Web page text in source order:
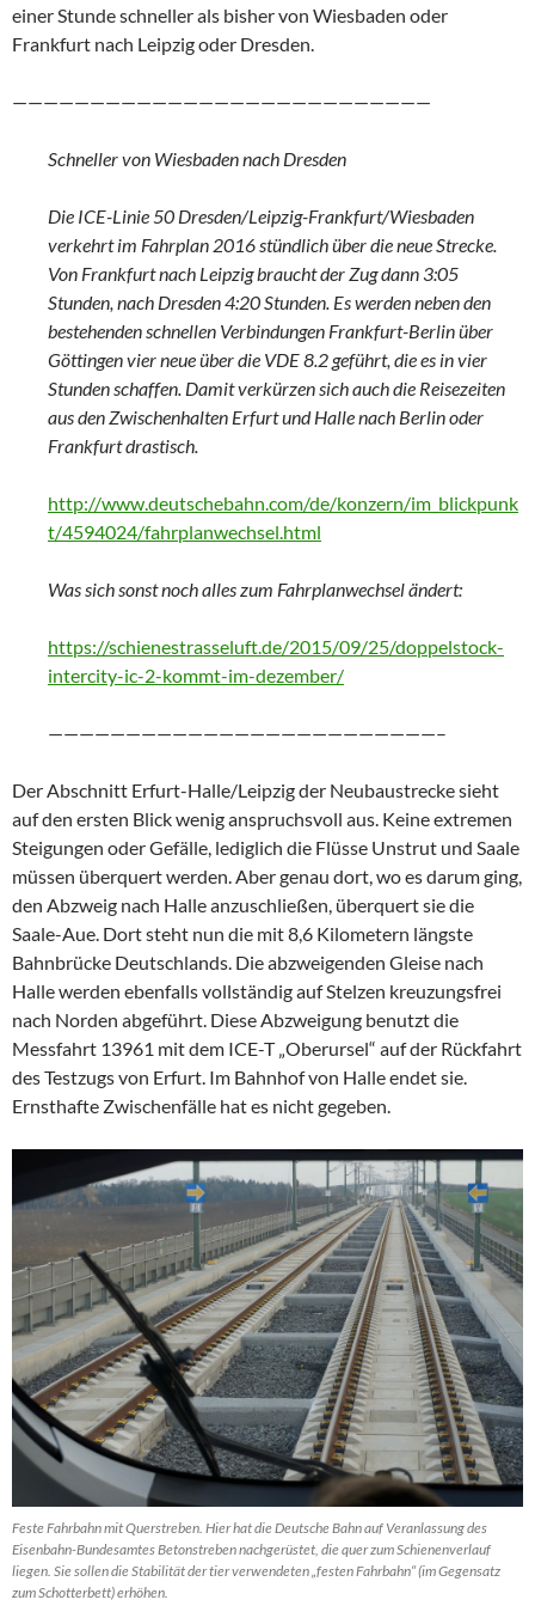
einer Stunde schneller als bisher von Wiesbaden oder
Frankfurt nach Leipzig oder Dresden.
———————————————————————————
Schneller von Wiesbaden nach Dresden
Die ICE-Linie 50 Dresden/Leipzig-Frankfurt/Wiesbaden
verkehrt im Fahrplan 2016 stündlich über die neue Strecke.
Von Frankfurt nach Leipzig braucht der Zug dann 3:05
Stunden, nach Dresden 4:20 Stunden. Es werden neben den
bestehenden schnellen Verbindungen Frankfurt-Berlin über
Göttingen vier neue über die VDE 8.2 geführt, die es in vier
Stunden schaffen. Damit verkürzen sich auch die Reisezeiten
aus den Zwischenhalten Erfurt und Halle nach Berlin oder
Frankfurt drastisch.
http://www.deutschebahn.com/de/konzern/im_blickpunk
t/4594024/fahrplanwechsel.html
Was sich sonst noch alles zum Fahrplanwechsel ändert:
https://schienestrasseluft.de/2015/09/25/doppelstock-
intercity-ic-2-kommt-im-dezember/
—————————————————————————–
Der Abschnitt Erfurt-Halle/Leipzig der Neubaustrecke sieht
auf den ersten Blick wenig anspruchsvoll aus. Keine extremen
Steigungen oder Gefälle, lediglich die Flüsse Unstrut und Saale
müssen überquert werden. Aber genau dort, wo es darum ging,
den Abzweig nach Halle anzuschließen, überquert sie die
Saale-Aue. Dort steht nun die mit 8,6 Kilometern längste
Bahnbrücke Deutschlands. Die abzweigenden Gleise nach
Halle werden ebenfalls vollständig auf Stelzen kreuzungsfrei
nach Norden abgeführt. Diese Abzweigung benutzt die
Messfahrt 13961 mit dem ICE-T „Oberursel“ auf der Rückfahrt
des Testzugs von Erfurt. Im Bahnhof von Halle endet sie.
Ernsthafte Zwischenfälle hat es nicht gegeben.
Feste Fahrbahn mit Querstreben. Hier hat die Deutsche Bahn auf Veranlassung des
Eisenbahn-Bundesamtes Betonstreben nachgerüstet, die quer zum Schienenverlauf
liegen. Sie sollen die Stabilität der tier verwendeten „festen Fahrbahn“ (im Gegensatz
zum Schotterbett) erhöhen.